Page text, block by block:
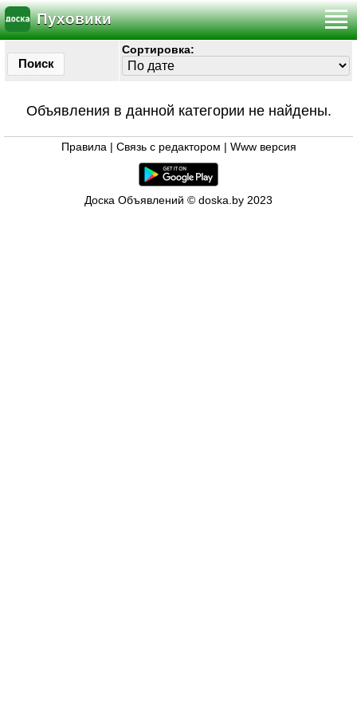
Пуховики
Поиск
Сортировка:
Объявления в данной категории не найдены.
Правила Связь с редактором Www версия
Доска Объявлений © doska.by 2023